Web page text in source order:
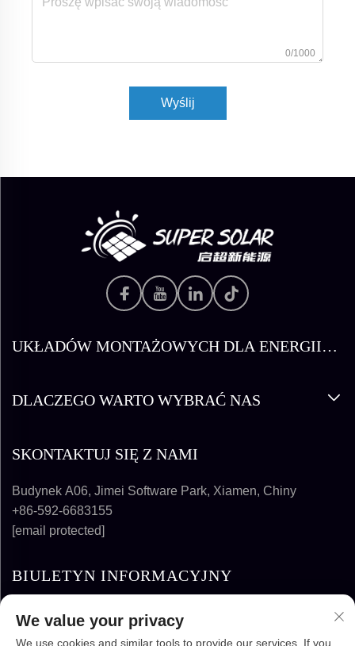
0/1000
Wyślij
UKŁADÓW MONTAŻOWYCH DLA ENERGII
DLACZEGO WARTO WYBRAĆ NAS
SKONTAKTUJ SIĘ Z NAMI
Budynek A06, Jimei Software Park, Xiamen, Chiny
+86-592-6683155
[email protected]
BIULETYN INFORMACYJNY
We value your privacy
We use cookies and similar tools to provide our services. If you